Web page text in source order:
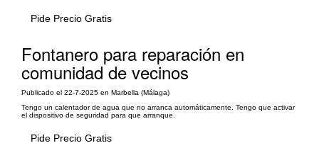
Pide Precio Gratis
Fontanero para reparación en
comunidad de vecinos
Publicado el 22-7-2025 en Marbella (Málaga)
Tengo un calentador de agua que no arranca automáticamente. Tengo que activar
el dispositivo de seguridad para que arranque.
Pide Precio Gratis